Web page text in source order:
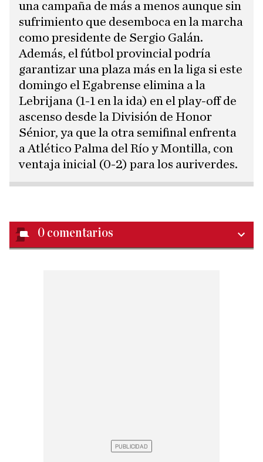
una campaña de más a menos aunque sin
sufrimiento que desemboca en la marcha
como presidente de Sergio Galán.
Además, el fútbol provincial podría
garantizar una plaza más en la liga si este
domingo el Egabrense elimina a la
Lebrijana (1-1 en la ida) en el play-off de
ascenso desde la División de Honor
Sénior, ya que la otra semifinal enfrenta
a Atlético Palma del Río y Montilla, con
ventaja inicial (0-2) para los auriverdes.
0 comentarios